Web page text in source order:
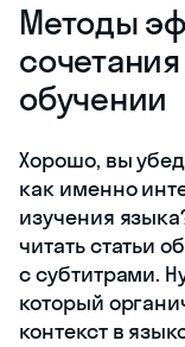
Методы
обучении
Хорошо, вы
как именно
изучения
читать статьи
с субтитрами.
который
контекст в